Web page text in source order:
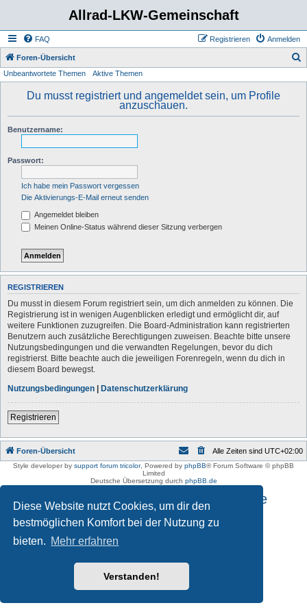
Diese Website nutzt Cookies, um dir den
bestmöglichen Komfort bei der Nutzung zu
bieten. Mehr erfahren
Verstanden!
Allrad-LKW-Gemeinschaft
FAQ Anmelden
Registrieren
Foren-Übersicht
Unbeantwortete Themen Aktive Themen
Du musst registriert und angemeldet sein, um Profile
anzuschauen.
Benutzername:
Passwort:
Ich habe mein Passwort vergessen
Die Aktivierungs-E-Mail erneut senden
Angemeldet bleiben
Meinen Online-Status während dieser Sitzung verbergen
REGISTRIEREN
Du musst in diesem Forum registriert sein, um dich anmelden zu können. Die
Registrierung ist in wenigen Augenblicken erledigt und ermöglicht dir, auf
weitere Funktionen zuzugreifen. Die Board-Administration kann registrierten
Benutzern auch zusätzliche Berechtigungen zuweisen. Beachte bitte unsere
Nutzungsbedingungen und die verwandten Regelungen, bevor du dich
registrierst. Bitte beachte auch die jeweiligen Forenregeln, wenn du dich in
diesem Board bewegst.
Nutzungsbedingungen | Datenschutzerklärung
Registrieren
Foren-Übersicht Alle Zeiten sind UTC+02:00
Style developer by support forum tricolor, Powered by phpBB® Forum Software © phpBB
Limited
Deutsche Übersetzung durch phpBB.de
Impressum und Datenschutzhinweise